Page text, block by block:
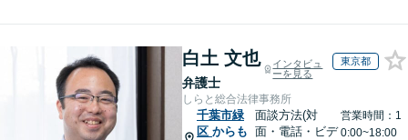
白土 文也
弁護士
インタビュ
ーを見る
東京都
しらと総合法律事務所
千葉市緑
区 からも
面談方法(対
面・電話・ビデ
営業時間：1
0:00~18:00